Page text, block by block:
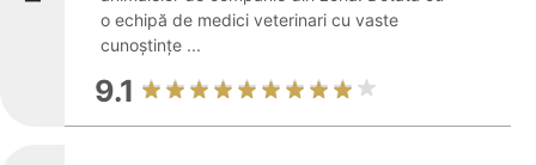
o echipă de medici veterinari cu vaste
cunoștințe ...
9.1